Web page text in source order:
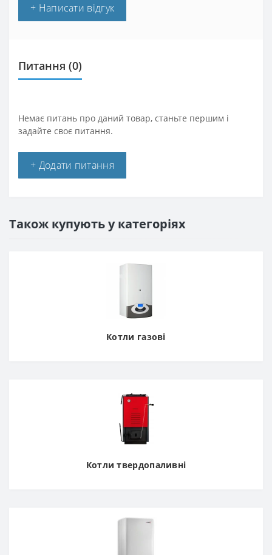
+ Написати відгук
Питання (0)
Немає питань про даний товар, станьте першим і
задайте своє питання.
+ Додати питання
Також купують у категоріях
Котли газові
Котли твердопаливні